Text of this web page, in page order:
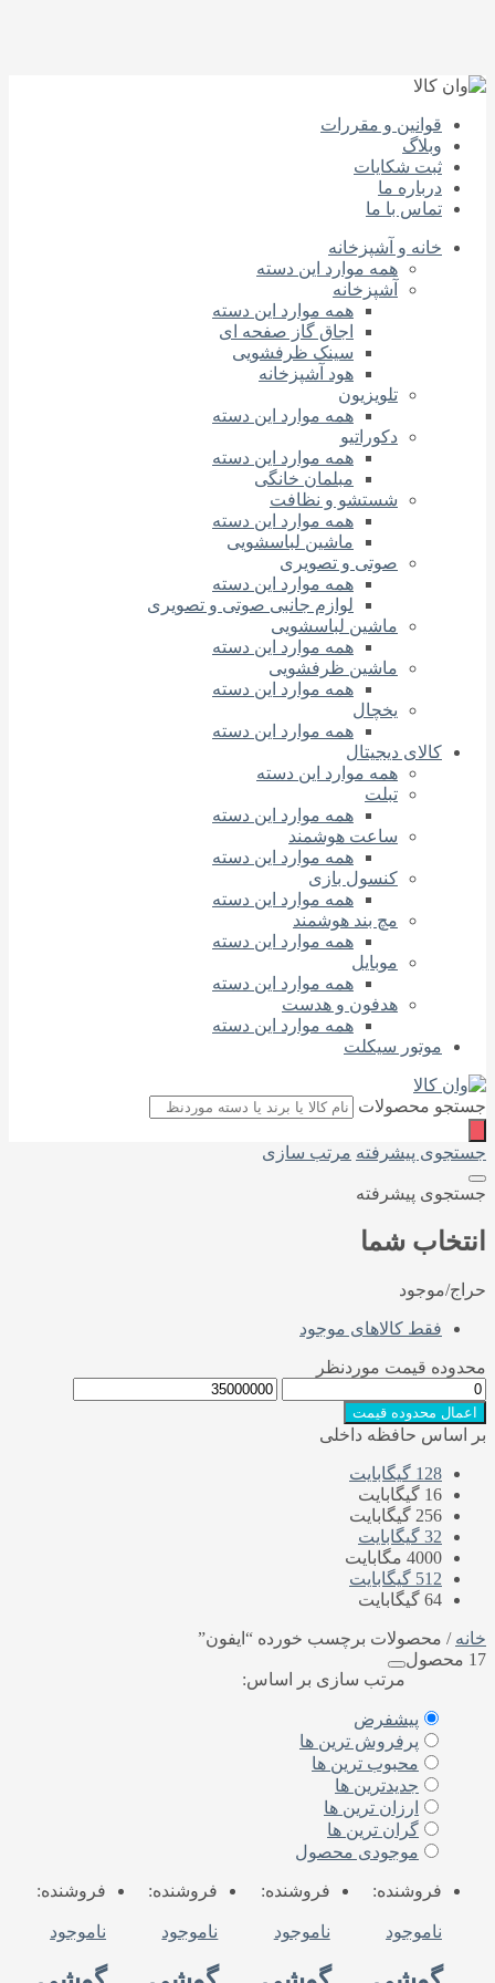
قوانین و مقررات
وبلاگ
ثبت شکایات
درباره‌ ما
تماس با ما
خانه و آشپزخانه
همه موارد این دسته
آشپزخانه
همه موارد این دسته
اجاق گاز صفحه‌ ای
سینک ظرفشویی
هود آشپزخانه
تلویزیون
همه موارد این دسته
دکوراتیو
همه موارد این دسته
مبلمان خانگی
شستشو و نظافت
همه موارد این دسته
ماشین لباسشویی
صوتی و تصویری
همه موارد این دسته
لوازم جانبی صوتی و تصویری
ماشین لباسشویی
همه موارد این دسته
ماشین ظرفشویی
همه موارد این دسته
یخچال
همه موارد این دسته
کالای دیجیتال
همه موارد این دسته
تبلت
همه موارد این دسته
ساعت هوشمند
همه موارد این دسته
کنسول بازی
همه موارد این دسته
مچ بند هوشمند
همه موارد این دسته
موبایل
همه موارد این دسته
هدفون و هدست
همه موارد این دسته
موتور سیکلت
محصولات
پیشرفته مرتب سازی
پیشرفته
شما
موجود
فقط کالاهای موجود
قیمت موردنظر
محدوده قیمت
اساس حافظه داخلی
128 گیگابایت
16 گیگابایت
256 گیگابایت
32 گیگابایت
4000 مگابایت
512 گیگابایت
64 گیگابایت
/ محصولات برچسب خورده “ایفون”
مرتب سازی بر اساس:
پیشفرض
پرفروش ترین ها
محبوب ترین ها
جدیدترین ها
ارزان ترین ها
گران ترین ها
موجودی محصول
فروشنده:
ناموجود
فروشنده:
ناموجود
فروشنده:
ناموجود
فروشنده:
ناموجود